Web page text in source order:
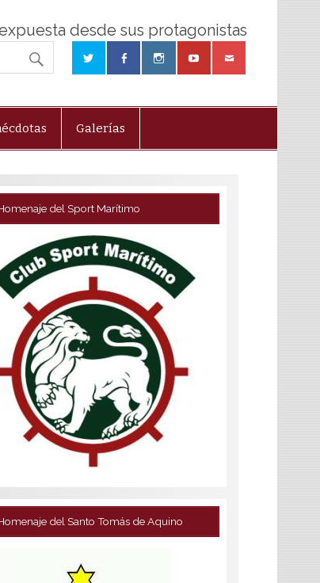
desde sus protagonistas
Galerías
del Sport Marítimo
del Santo Tomás de Aquino